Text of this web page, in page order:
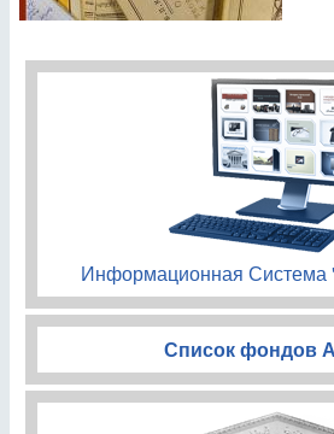
Информационная
Список фондов